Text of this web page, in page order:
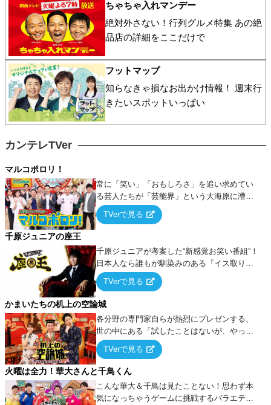
ちゃちゃ入れマンデー
絶対外さない！行列グルメ特集 あの絶
品店の詳細をここだけで
フットマップ
知らなきゃ損なお出かけ情報！ 週末行
きたいスポットいっぱい
カンテレTVer
マルコポロリ！
常に「笑い」「おもしろさ」を追い求めてい
る芸人たちが「芸能界」という大海原に漕ぎ
出でて、新たなオモシロ人間を発掘する！
TVerで見る
千原ジュニアの座王
千原ジュニアが考案した“新感覚お笑い番組”！
日本人なら誰もが馴染みのある『イス取りゲ
ーム』をベースに、大喜利・ギャグ・モノボ
ケ・歌…など様々なお題で芸人がショートネ
タを競い合う！
TVerで見る
かまいたちの机上の空論城
各分野の専門家自らが熱烈にプレゼンする、
世の中にある「試したことはないが、やって
みたらこうなる！…ハズ」という“机上の空
論”に若手芸人らがカラダを張って挑む！
TVerで見る
火曜は全力！華大さんと千鳥くん
こんな華大＆千鳥は見たことない！思わず本
気になっちゃうゲームに挑戦するバラエティ